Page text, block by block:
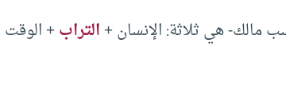
مالك- هي ثلاثة: الإنسان +التراب+ الوقت